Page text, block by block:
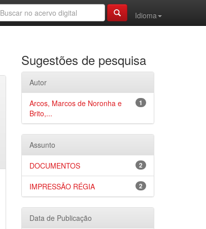
Idioma
Sugestões de pesquisa
Autor
1
Arcos, Marcos de Noronha e
Brito,...
Assunto
2
DOCUMENTOS
2
IMPRESSÃO RÉGIA
Data de Publicação